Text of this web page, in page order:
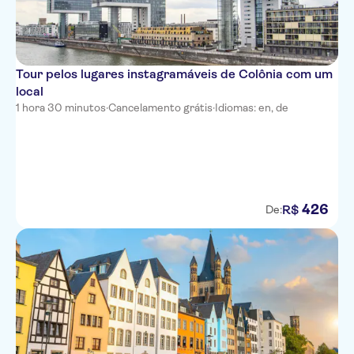
Artisthotel Monte Christo
Hotel Agneshof
Hotel Alexander Plaza Berlin
Hotel Konigshof The Arthouse
Hotel An Der Philharmonie
Hotel Central
Tour pelos lugares instagramáveis de Colônia com um
local
1 hora 30 minutos·Cancelamento grátis·Idiomas: en, de
De:R$ 426